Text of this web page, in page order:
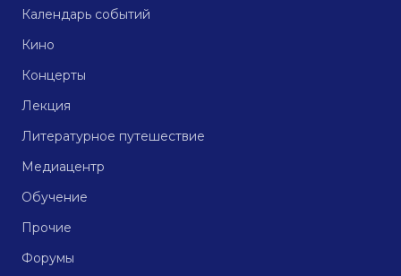
Календарь событий
Кино
Концерты
Лекция
Литературное путешествие
Медиацентр
Обучение
Прочие
Форумы